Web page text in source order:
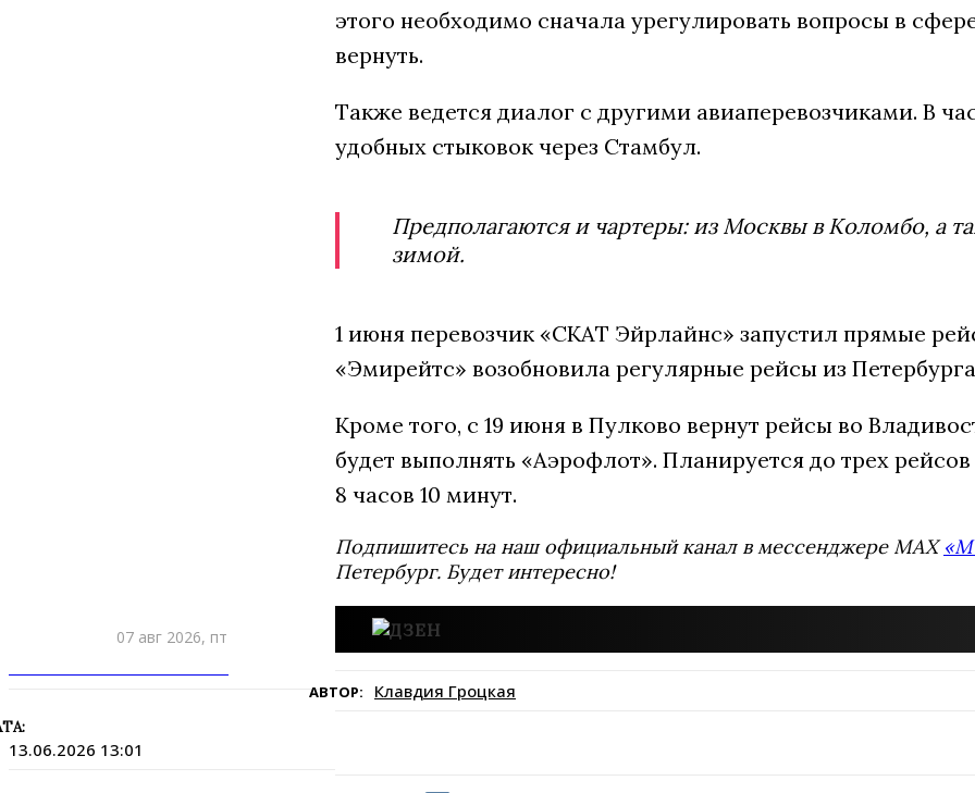
07 авг 2026, пт
13.06.2026 13:01
этого необходимо сначала урегулировать вопросы в
вернуть.
Также ведется диалог с другими авиаперевозчиками. В
удобных стыковок через Стамбул.
Предполагаются и чартеры: из Москвы в Коломбо, а
зимой.
1 июня перевозчик «СКАТ Эйрлайнс» запустил прямые
«Эмирейтс» возобновила регулярные рейсы из
Кроме того, с 19 июня в Пулково вернут рейсы во
будет выполнять «Аэрофлот». Планируется до трех
8 часов 10 минут.
Подпишитесь на наш официальный канал в мессенджере MAX
Петербург. Будет интересно!
АВТОР: Клавдия Гроцкая